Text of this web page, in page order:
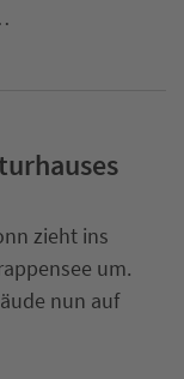
zieht ins
um.
nun auf